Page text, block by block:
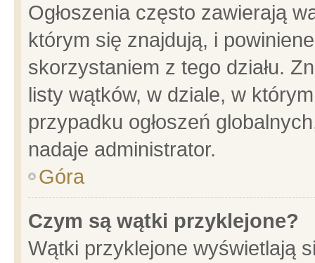
Ogłoszenia często zawierają
którym się znajdują, i
skorzystaniem z tego działu.
listy wątków, w dziale, w
przypadku ogłoszeń
nadaje administrator.
Góra
Czym są wątki przyklejone?
Wątki przyklejone wyświetlają